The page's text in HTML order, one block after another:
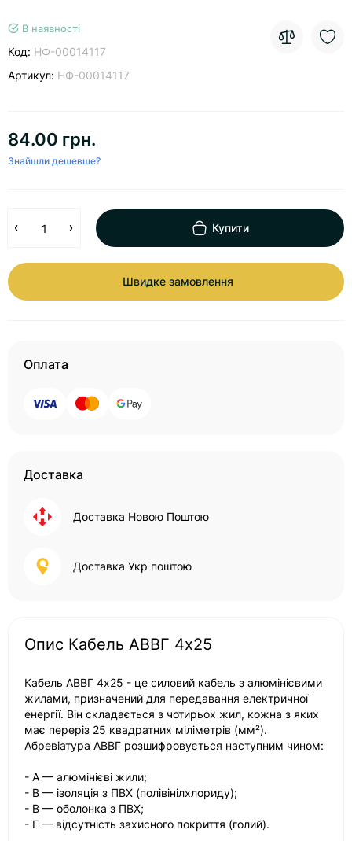
В наявності
Код: НФ-00014117
Артикул: НФ-00014117
84.00 грн.
Знайшли дешевше?
Купити
Швидке замовлення
Оплата
Доставка
Доставка Новою Поштою
Доставка Укр поштою
Опис Кабель АВВГ 4х25
Кабель АВВГ 4х25 - це силовий кабель з алюмінієвими
жилами, призначений для передавання електричної
енергії. Він складається з чотирьох жил, кожна з яких
має переріз 25 квадратних міліметрів (мм²).
Абревіатура АВВГ розшифровується наступним чином:
- А — алюмінієві жили;
- В — ізоляція з ПВХ (полівінілхлориду);
- В — оболонка з ПВХ;
- Г — відсутність захисного покриття (голий).